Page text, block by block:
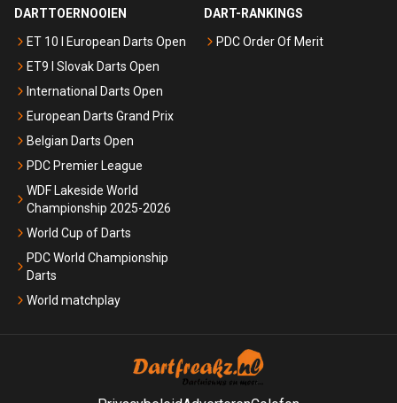
DARTTOERNOOIEN
ET 10 I European Darts Open
ET9 I Slovak Darts Open
International Darts Open
European Darts Grand Prix
Belgian Darts Open
PDC Premier League
WDF Lakeside World
Championship 2025-2026
World Cup of Darts
PDC World Championship
Darts
World matchplay
DART-RANKINGS
PDC Order Of Merit